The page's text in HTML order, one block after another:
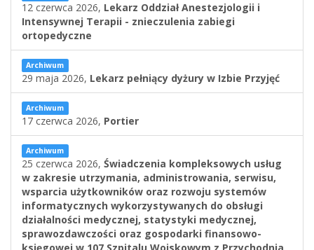
12 czerwca 2026, Lekarz Oddział Anestezjologii i
Intensywnej Terapii - znieczulenia zabiegi
ortopedyczne
Archiwum
29 maja 2026, Lekarz pełniący dyżury w Izbie Przyjęć
Archiwum
17 czerwca 2026, Portier
Archiwum
25 czerwca 2026, Świadczenia kompleksowych usług
w zakresie utrzymania, administrowania, serwisu,
wsparcia użytkowników oraz rozwoju systemów
informatycznych wykorzystywanych do obsługi
działalności medycznej, statystyki medycznej,
sprawozdawczości oraz gospodarki finansowo-